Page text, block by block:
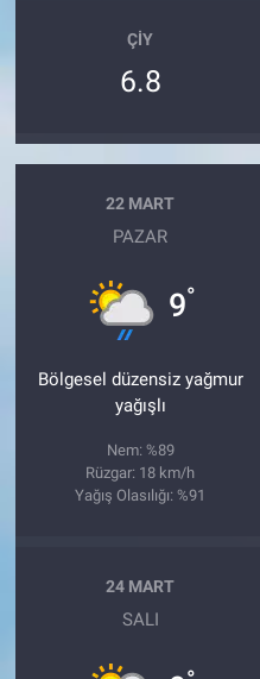
ÇIY
6.8
22 MART
PAZAR
9°
Bölgesel düzensiz yağmur
yağışlı
Nem: %89
Rüzgar: 18 km/h
Yağış Olasılığı: %91
24 MART
SALI